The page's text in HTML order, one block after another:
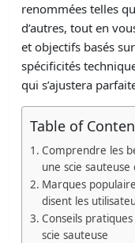
renommées telles
d’autres, tout en
et objectifs basés
spécificités
qui s’ajustera
Table of
Comprendre les
une scie sauteuse
Marques
disent les
Conseils
scie sauteuse